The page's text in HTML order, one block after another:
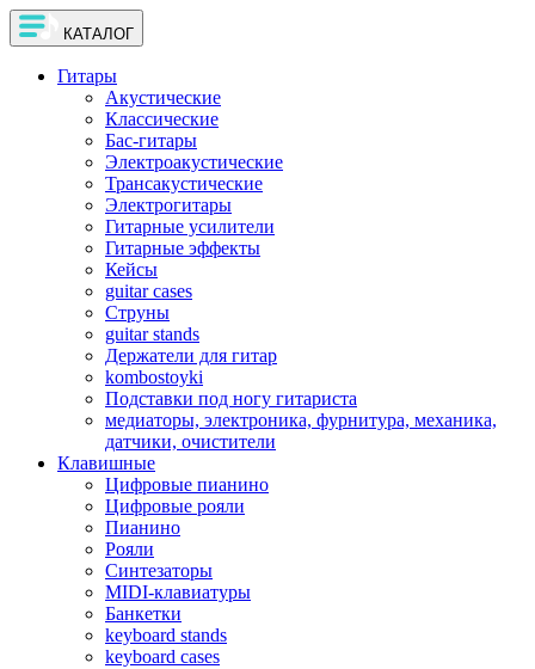
КАТАЛОГ
Гитары
Акустические
Классические
Бас-гитары
Электроакустические
Трансакустические
Электрогитары
Гитарные усилители
Гитарные эффекты
Кейсы
guitar cases
Струны
guitar stands
Держатели для гитар
kombostoyki
Подставки под ногу гитариста
медиаторы, электроника, фурнитура, механика,
датчики, очистители
Клавишные
Цифровые пианино
Цифровые рояли
Пианино
Рояли
Синтезаторы
MIDI-клавиатуры
Банкетки
keyboard stands
keyboard cases